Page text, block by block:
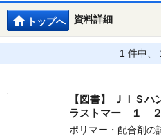
資料詳細
トップへ
1 件中、
【図書】
ＪＩＳ
ラストマー １ ２
ポリマー・配合剤の